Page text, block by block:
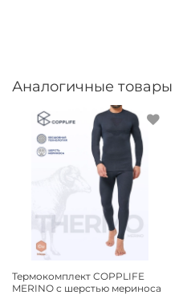
Аналогичные товары
Термокомплект COPPLIFE
MERINO с шерстью мериноса